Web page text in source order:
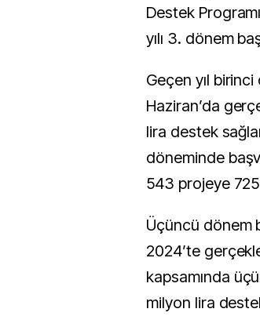
Destek
yılı 3. dönem
Geçen yıl
Haziran’da
lira destek
döneminde
543 projeye
Üçüncü dönem
2024’te
kapsamında
milyon lira